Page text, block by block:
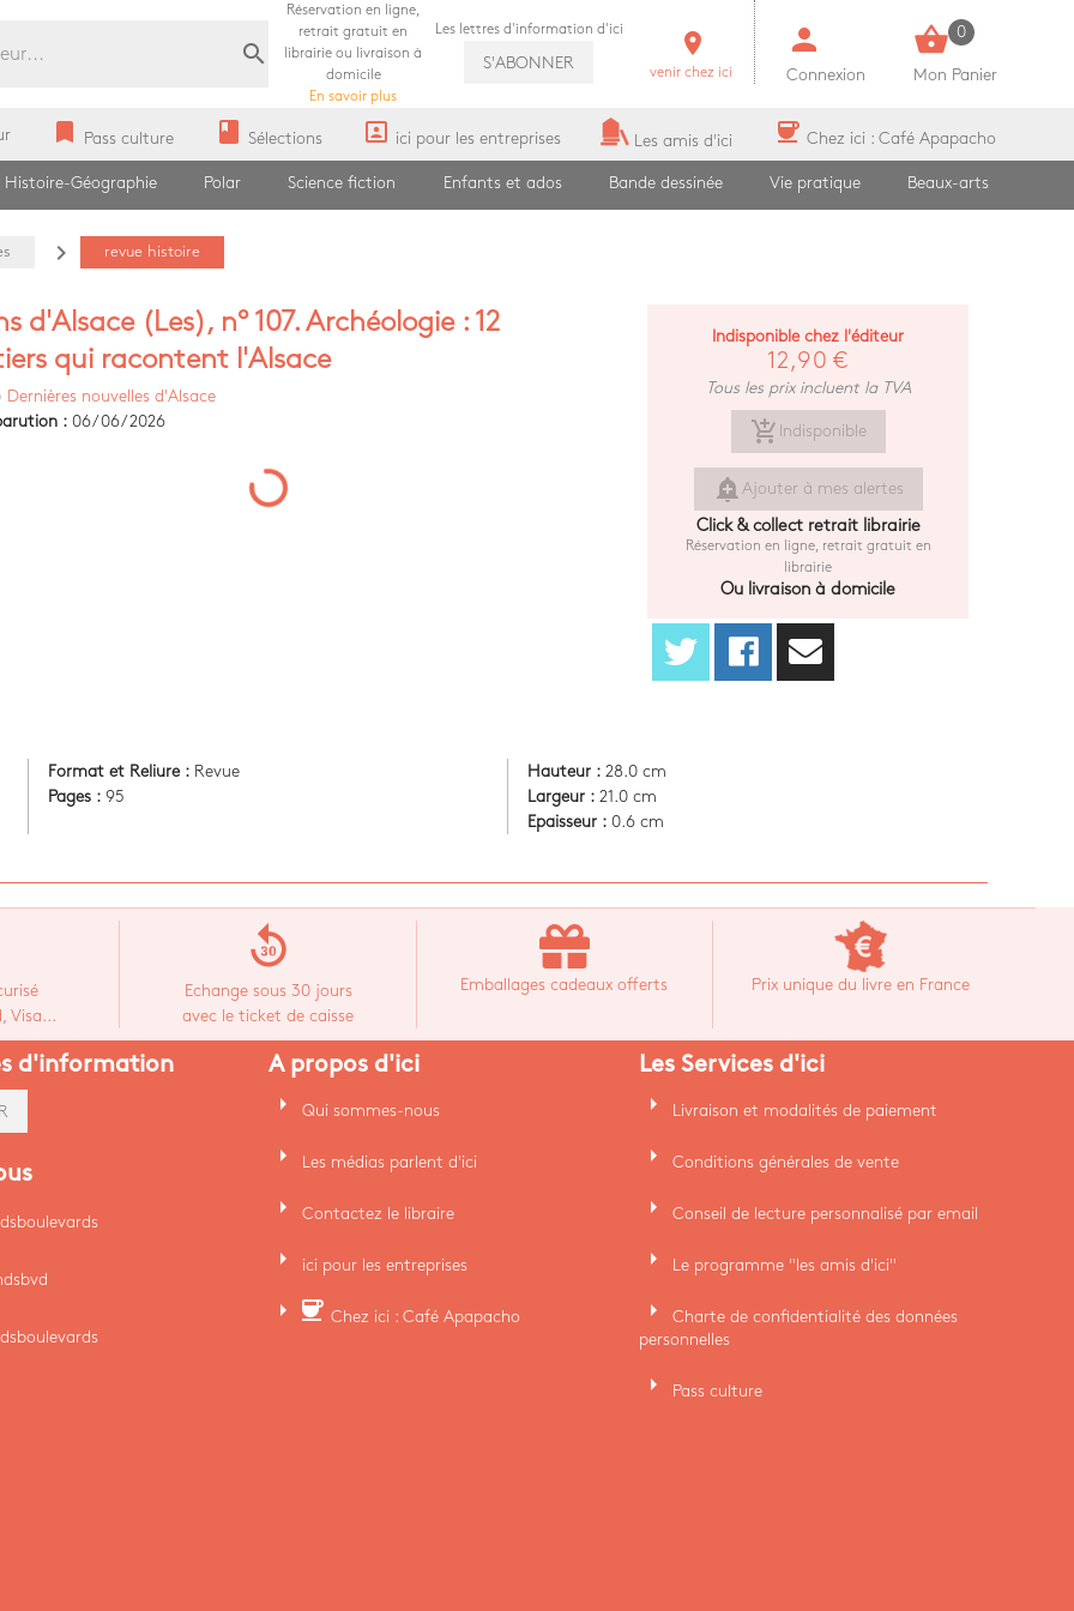
search
Réservation en ligne,
retrait gratuit en
librairie ou livraison à
domicile
En savoir plus
Les lettres d'information d'ici
S'ABONNER
room
venir chez ici
person
Connexion
shopping_basket 0
Mon Panier
bookmark Pass culture book Sélections portrait ici pour les entreprises Les amis d'ici coffee Chez ici : Café Apapacho
Histoire-Géographie Polar Science fiction Enfants et ados Bande dessinée Vie pratique Beaux-arts
navigate_next revue histoire
d'Alsace (Les), n° 107. Archéologie : 12
qui racontent l'Alsace
Dernières nouvelles d'Alsace
: 06/06/2026
Indisponible chez l'éditeur
12,90 €
Tous les prix incluent la TVA
add_shopping_cart Indisponible
add_alert Ajouter à mes alertes
Click & collect retrait librairie
Réservation en ligne, retrait gratuit en
librairie
Ou livraison à domicile
Format et Reliure : Revue
Pages : 95
Hauteur : 28.0 cm
Largeur : 21.0 cm
Epaisseur : 0.6 cm
Visa...
replay_30
Echange sous 30 jours
avec le ticket de caisse
Emballages cadeaux offerts Prix unique du livre en France
d'information A propos d'ici
arrow_right Qui sommes-nous
arrow_right Les médias parlent d'ici
arrow_right Contactez le libraire
arrow_right ici pour les entreprises
arrow_right coffee Chez ici : Café Apapacho
Les Services d'ici
arrow_right Livraison et modalités de paiement
arrow_right Conditions générales de vente
arrow_right Conseil de lecture personnalisé par email
arrow_right Le programme "les amis d'ici"
arrow_right
Charte de confidentialité des données
personnelles
arrow_right Pass culture